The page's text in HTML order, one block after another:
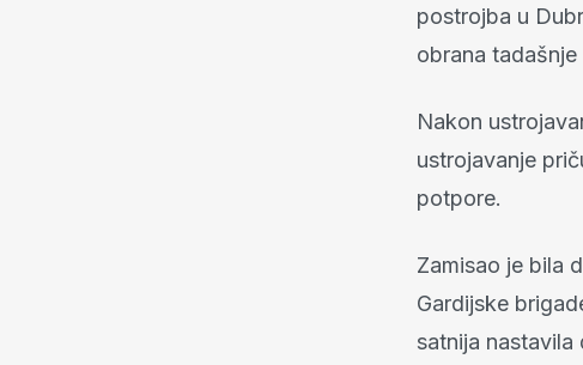
postrojba u
obrana
Nakon
ustrojavanje
potpore.
Zamisao je bila
Gardijske
satnija